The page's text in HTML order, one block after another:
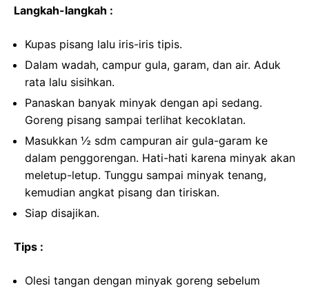
Langkah-langkah :
Kupas pisang lalu iris-iris tipis.
Dalam wadah, campur gula, garam, dan air. Aduk
rata lalu sisihkan.
Panaskan banyak minyak dengan api sedang.
Goreng pisang sampai terlihat kecoklatan.
Masukkan ½ sdm campuran air gula-garam ke
dalam penggorengan. Hati-hati karena minyak akan
meletup-letup. Tunggu sampai minyak tenang,
kemudian angkat pisang dan tiriskan.
Siap disajikan.
Tips :
Olesi tangan dengan minyak goreng sebelum